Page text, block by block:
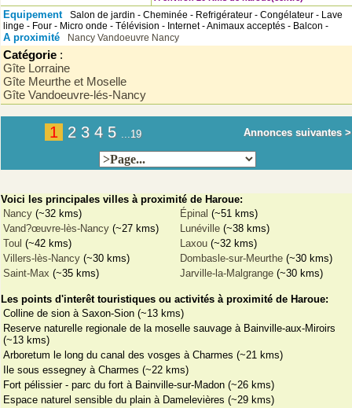
Equipement
Salon de jardin - Cheminée - Refrigérateur - Congélateur - Lave
linge - Four - Micro onde - Télévision - Internet - Animaux acceptés - Balcon -
A proximité Nancy Vandoeuvre Nancy
Catégorie :
Gîte Lorraine
Gîte Meurthe et Moselle
Gîte Vandoeuvre-lés-Nancy
1 2 3 4 5 ...19 Annonces suivantes >
Voici les principales villes à proximité de Haroue:
Nancy (~32 kms) Épinal (~51 kms)
Vand?œuvre-lès-Nancy (~27 kms) Lunéville (~38 kms)
Toul (~42 kms) Laxou (~32 kms)
Villers-lès-Nancy (~30 kms) Dombasle-sur-Meurthe (~30 kms)
Saint-Max (~35 kms) Jarville-la-Malgrange (~30 kms)
Les points d'interêt touristiques ou activités à proximité de Haroue:
Colline de sion à Saxon-Sion (~13 kms)
Reserve naturelle regionale de la moselle sauvage à Bainville-aux-Miroirs
(~13 kms)
Arboretum le long du canal des vosges à Charmes (~21 kms)
Ile sous essegney à Charmes (~22 kms)
Fort pélissier - parc du fort à Bainville-sur-Madon (~26 kms)
Espace naturel sensible du plain à Damelevières (~29 kms)